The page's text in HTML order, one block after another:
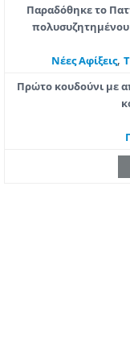
Παραδόθηκε το
πολυσυζητημένου
Νέες Αφίξεις,
Πρώτο κουδούνι με